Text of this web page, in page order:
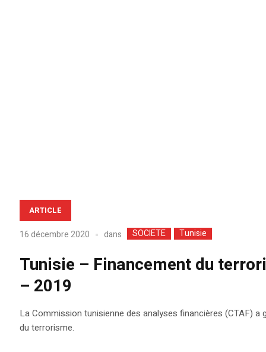
ARTICLE
16 décembre 2020 dans SOCIETE Tunisie
Tunisie – Financement du
– 2019
La Commission tunisienne des analyses financières (CTAF) a
du terrorisme.